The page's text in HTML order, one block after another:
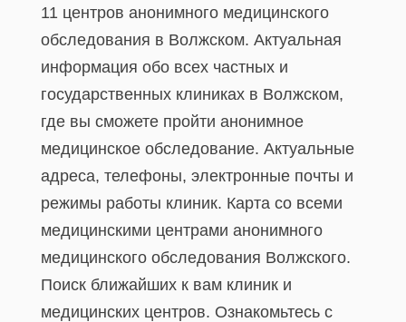
11 центров анонимного медицинского
обследования в Волжском. Актуальная
информация обо всех частных и
государственных клиниках в Волжском,
где вы сможете пройти анонимное
медицинское обследование. Актуальные
адреса, телефоны, электронные почты и
режимы работы клиник. Карта со всеми
медицинскими центрами анонимного
медицинского обследования Волжского.
Поиск ближайших к вам клиник и
медицинских центров. Ознакомьтесь с